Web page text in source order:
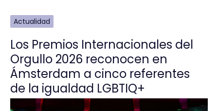
Actualidad
Los Premios Internacionales del
Orgullo 2026 reconocen en
Ámsterdam a cinco referentes
de la igualdad LGBTIQ+